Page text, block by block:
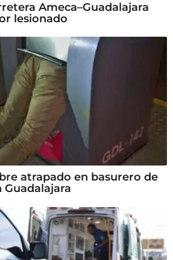
Ameca–Guadalajara
lesionado
atrapado en basurero de